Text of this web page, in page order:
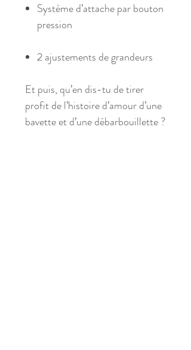
Système d’attache par bouton
pression
2 ajustements de grandeurs
Et puis, qu’en dis-tu de tirer
profit de l’histoire d’amour d’une
bavette et d’une débarbouillette ?